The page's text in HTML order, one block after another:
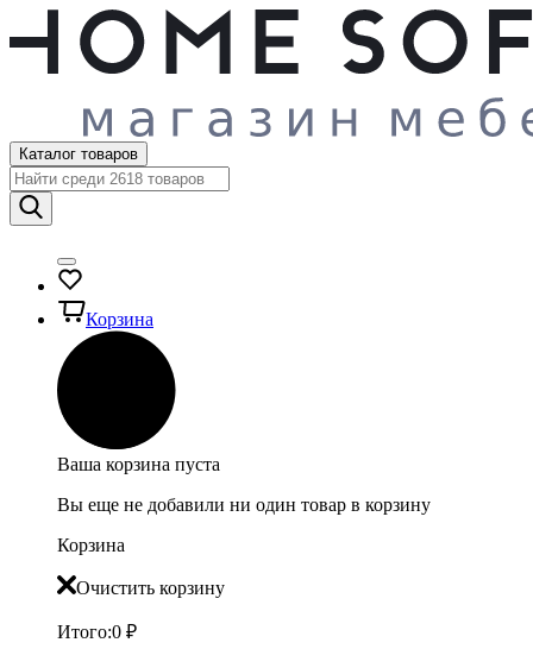
Каталог товаров
Корзина
Ваша корзина пуста
Вы еще не добавили ни один товар в корзину
Корзина
Очистить корзину
Итого:0 ₽